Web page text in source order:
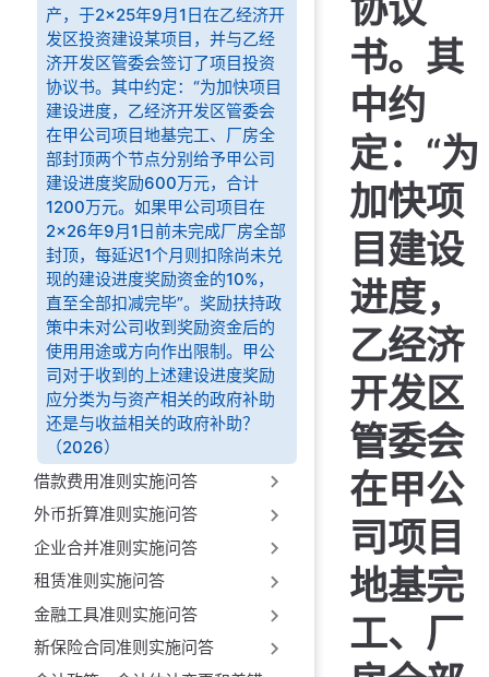
产，于2×25年9月1日在乙经济开
发区投资建设某项目，并与乙经
济开发区管委会签订了项目投资
协议书。其中约定：“为加快项目
建设进度，乙经济开发区管委会
在甲公司项目地基完工、厂房全
部封顶两个节点分别给予甲公司
建设进度奖励600万元，合计
1200万元。如果甲公司项目在
2×26年9月1日前未完成厂房全部
封顶，每延迟1个月则扣除尚未兑
现的建设进度奖励资金的10%，
直至全部扣减完毕”。奖励扶持政
策中未对公司收到奖励资金后的
使用用途或方向作出限制。甲公
司对于收到的上述建设进度奖励
应分类为与资产相关的政府补助
还是与收益相关的政府补助？
（2026）
借款费用准则实施问答
外币折算准则实施问答
企业合并准则实施问答
租赁准则实施问答
金融工具准则实施问答
新保险合同准则实施问答
书。其
中约
定：“为
加快项
目建设
进度，
乙经济
开发区
管委会
在甲公
司项目
地基完
工、厂